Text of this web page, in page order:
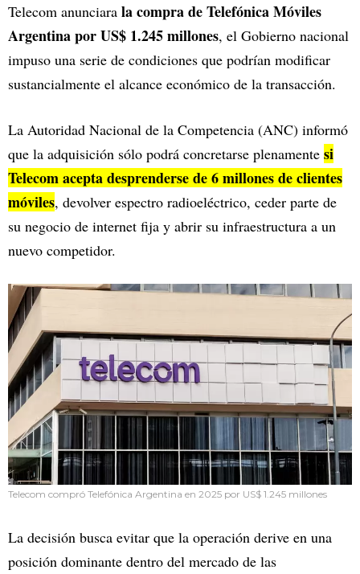
Telecom anunciara la compra de Telefónica Móviles
Argentina por US$ 1.245 millones, el Gobierno nacional
impuso una serie de condiciones que podrían modificar
sustancialmente el alcance económico de la transacción.
La Autoridad Nacional de la Competencia (ANC) informó
que la adquisición sólo podrá concretarse plenamente si
Telecom acepta desprenderse de 6 millones de clientes
móviles, devolver espectro radioeléctrico, ceder parte de
su negocio de internet fija y abrir su infraestructura a un
nuevo competidor.
Telecom compró Telefónica Argentina en 2025 por US$ 1.245 millones
La decisión busca evitar que la operación derive en una
posición dominante dentro del mercado de las